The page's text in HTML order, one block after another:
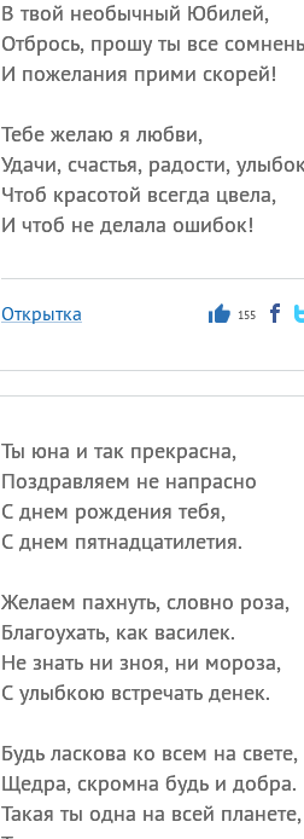
В твой необычный Юбилей,
Отбрось, прошу ты все
И пожелания прими скорей!
Тебе желаю я любви,
Удачи, счастья, радости,
Чтоб красотой всегда цвела,
И чтоб не делала ошибок!
Открытка 155
Ты юна и так прекрасна,
Поздравляем не напрасно
С днем рождения тебя,
С днем пятнадцатилетия.
Желаем пахнуть, словно роза,
Благоухать, как василек.
Не знать ни зноя, ни мороза,
С улыбкою встречать денек.
Будь ласкова ко всем на свете,
Щедра, скромна будь и добра.
Такая ты одна на всей планете,